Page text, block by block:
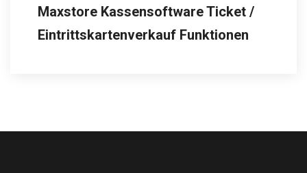
Maxstore Kassensoftware Ticket /
Eintrittskartenverkauf Funktionen